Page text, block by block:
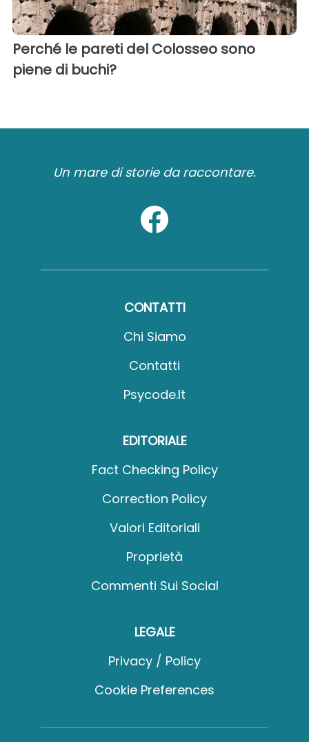
Perché le pareti del Colosseo sono
piene di buchi?
Un mare di storie da raccontare.
CONTATTI
Chi Siamo
Contatti
Psycode.it
EDITORIALE
Fact Checking Policy
Correction Policy
Valori Editoriali
Proprietà
Commenti Sui Social
LEGALE
Privacy / Policy
Cookie Preferences